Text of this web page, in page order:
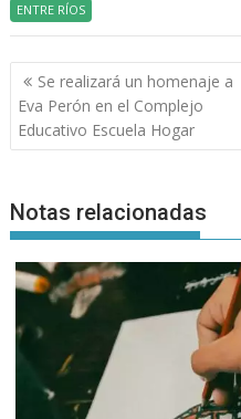
ENTRE RÍOS
Navegación
de
entradas
Se realizará un homenaje a
Eva Perón en el Complejo
Educativo Escuela Hogar
Notas relacionadas